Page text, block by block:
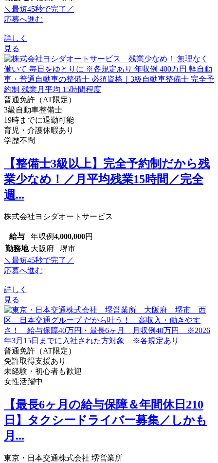
＼最短45秒で完了／
応募へ進む
詳しく
見る
普通免許（AT限定）
3級自動車整備士
19時までに退勤可能
育児・介護休暇あり
学歴不問
【整備士3級以上】完全予約制だから残
業少なめ！／月平均残業15時間／完全
週...
株式会社ヨシダオートサービス
給与 年収例4,000,000円
勤務地 大阪府 堺市
＼最短45秒で完了／
応募へ進む
詳しく
見る
普通免許（AT限定）
免許取得支援あり
未経験・初心者も歓迎
女性活躍中
【最長6ヶ月の給与保障＆年間休日210
日】タクシードライバー募集／しかも
月...
東京・日本交通株式会社 堺営業所